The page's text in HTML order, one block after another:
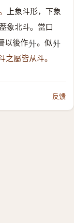
上象斗形，下象
象北斗。當口
以後作𦫵 。似𦫵
之屬皆从斗。
反馈